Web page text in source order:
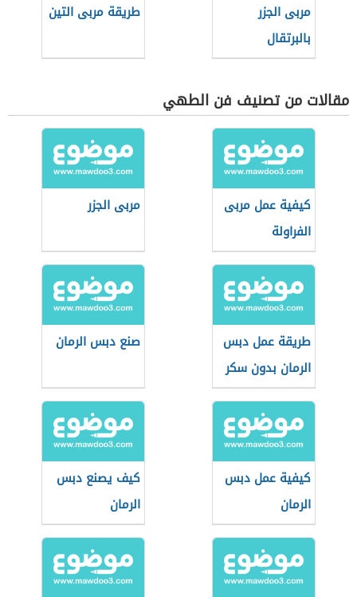
مربى الجزر
بالبرتقال
طريقة مربى التين
مقالات من تصنيف فن الطهي
كيفية عمل مربى
الفراولة
مربى الجزر
طريقة عمل دبس
الرمان بدون سكر
صنع دبس الرمان
كيفية عمل دبس
الرمان
كيف يصنع دبس
الرمان